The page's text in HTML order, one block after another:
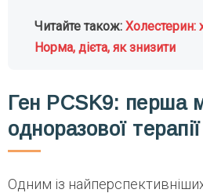
Читайте також:Холестерин:
Норма, дієта, як знизити
Ген PCSK9: перша
одноразової терапії
Одним із